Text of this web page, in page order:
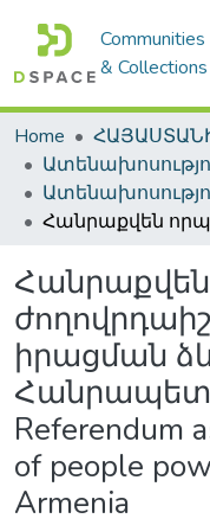
Communities
& Collections
Home
իրացման
Referendum
of people
Armenia